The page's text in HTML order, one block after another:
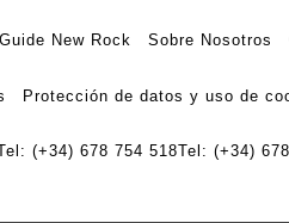
New Rock Sobre Nosotros
Protección de datos y uso de
(+34) 678 754 518Tel: (+34)